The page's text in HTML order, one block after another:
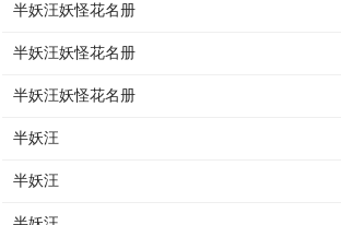
半妖汪妖怪花名册
半妖汪妖怪花名册
半妖汪妖怪花名册
半妖汪
半妖汪